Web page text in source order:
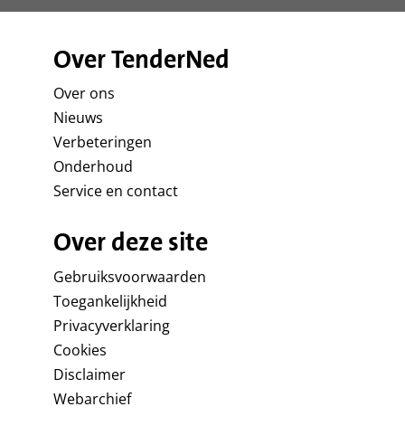
Over TenderNed
Over ons
Nieuws
Verbeteringen
Onderhoud
Service en contact
Over deze site
Gebruiksvoorwaarden
Toegankelijkheid
Privacyverklaring
Cookies
Disclaimer
Webarchief